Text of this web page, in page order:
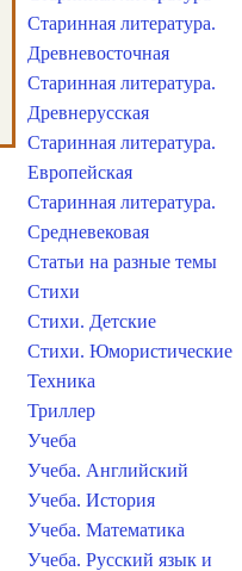
Старинная литература.
Древневосточная
Старинная литература.
Древнерусская
Старинная литература.
Европейская
Старинная литература.
Средневековая
Статьи на разные темы
Стихи
Стихи. Детские
Стихи. Юмористические
Техника
Триллер
Учеба
Учеба. Английский
Учеба. История
Учеба. Математика
Учеба. Русский язык и